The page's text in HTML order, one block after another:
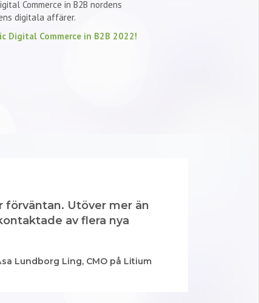
Commerce in B2B nordens
digitala affärer.
Digital Commerce in B2B 2022!
Utöver mer än
av flera nya
Lundborg Ling, CMO på Litium